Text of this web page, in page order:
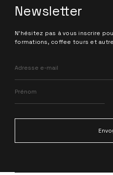
Newsletter
N'hésitez pas à vous inscrire
formations, coffee tours et